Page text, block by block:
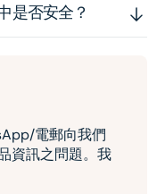
是否安全？
電郵向我們
資訊之問題。我